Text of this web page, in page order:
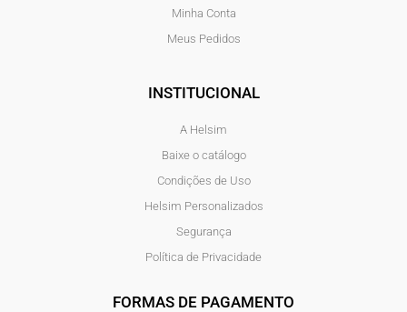
Minha Conta
Meus Pedidos
INSTITUCIONAL
A Helsim
Baixe o catálogo
Condições de Uso
Helsim Personalizados
Segurança
Política de Privacidade
FORMAS DE PAGAMENTO